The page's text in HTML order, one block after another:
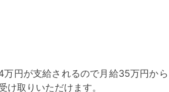
円が支給されるので月給35万円から
取りいただけます。